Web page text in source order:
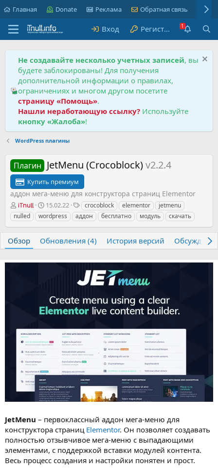
Главная Donate Реклама Обратная связь
Вход Регистрация
Не создавайте несколько учетных записей, вы
будете заблокированы! Для получения
дополнительной информации о правилах,
ограничениях и многом другом посетите
страницу «Помощь».
Нашли неработающую ссылку? Используйте
кнопку «Жалоба»!
WordPress плагины
Плагин JetMenu (Crocoblock)v2.2.4
Купить премиум
аддон мега-меню для конструктора страниц Elementor
А
в
т
р
iTnull
Д
а
т
с
о
15.02.22
Т
е
г
crocoblock elementor
jetmenu
nulled
wordpress аддон бесплатно модуль скачать
Обзор Обновления (4) История версий
JetMenu – первоклассный аддон мега-меню для
конструктора страниц Elementor. Он позволяет создавать
полностью отзывчивое мега-меню с выпадающими
элементами, с поддержкой вставки модулей контента.
Весь процесс создания и настройки понятен и прост.